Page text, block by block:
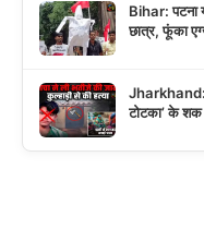
Bihar: पटना
छात्र, फूंका
Jharkhand:
टोटका’ के शक